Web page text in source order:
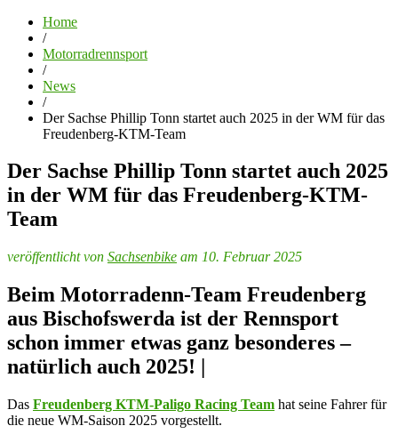
Home
/
Motorradrennsport
/
News
/
Der Sachse Phillip Tonn startet auch 2025 in der WM für das
Freudenberg-KTM-Team
Der Sachse Phillip Tonn startet auch 2025
in der WM für das Freudenberg-KTM-
Team
veröffentlicht von Sachsenbike am 10. Februar 2025
Beim Motorradenn-Team Freudenberg
aus Bischofswerda ist der Rennsport
schon immer etwas ganz besonderes –
natürlich auch 2025! |
Das Freudenberg KTM-Paligo Racing Team hat seine Fahrer für
die neue WM-Saison 2025 vorgestellt.